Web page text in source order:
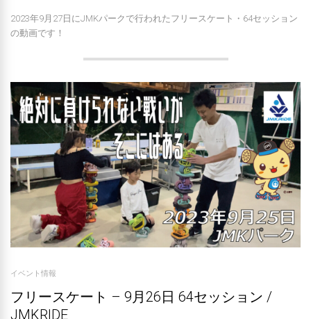
2023年9月27日にJMKパークで行われたフリースケート・64セッション
の動画です！
イベント情報
フリースケート – 9月26日 64セッション /
JMKRIDE